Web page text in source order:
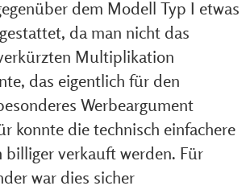
dem Modell Typ I etwas
da man nicht das
Multiplikation
das eigentlich für den
Werbeargument
konnte die technisch einfachere
billiger verkauft werden. Für
war dies sicher